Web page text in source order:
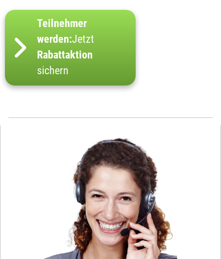
Teilnehmer
werden:Jetzt
Rabattaktion
sichern